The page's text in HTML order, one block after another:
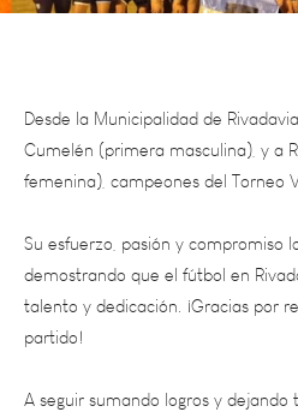
Cumelén (primera masculina), y
femenina), campeones del
Su esfuerzo, pasión y compromiso
demostrando que el fútbol en
talento y dedicación. ¡Gracias por
partido!
A seguir sumando logros y dejando